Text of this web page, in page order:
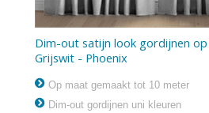
Dim-out satijn look gordijnen
Grijswit - Phoenix
Op maat gemaakt tot 10 meter
Dim-out gordijnen uni kleuren